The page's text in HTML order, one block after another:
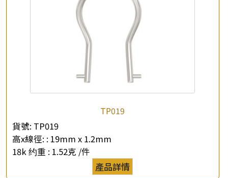
TP019
貨號: TP019
高x線徑: : 19mm x 1.2mm
18k 约重 : 1.52克 /件
產品詳情
你的名字
公司名稱
* 聯絡電話
查詢以下產品